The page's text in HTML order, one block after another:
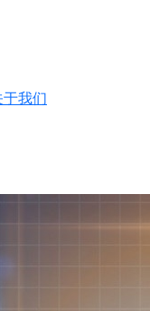
于我们